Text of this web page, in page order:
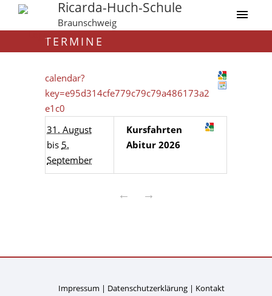
Ricarda-Huch-Schule
Braunschweig
TERMINE
calendar?
key=e95d314cfe779c79c79a486173a2
e1c0
31. August
bis 5.
September
Kursfahrten
Abitur 2026
← →
Impressum Datenschutzerklärung Kontakt